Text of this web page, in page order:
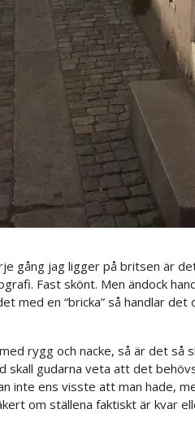
gång jag ligger på britsen är
Fast skönt. Men ändock
med en “bricka” så handlar
rygg och nacke, så är det så
skall gudarna veta att det
inte ens visste att man hade,
om ställena faktiskt är kvar